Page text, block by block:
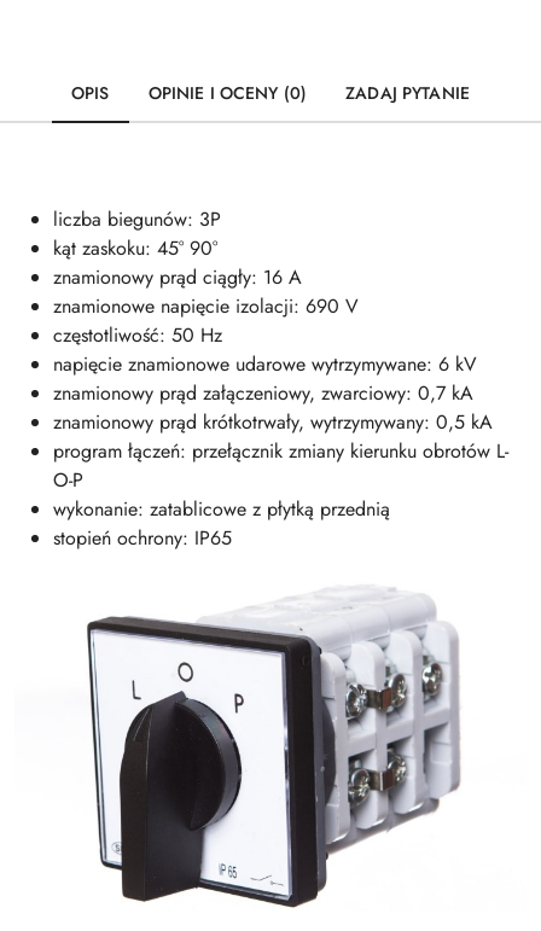
OPIS OPINIE I OCENY (0) ZADAJ PYTANIE
liczba biegunów: 3P
kąt zaskoku: 45° 90°
znamionowy prąd ciągły: 16 A
znamionowe napięcie izolacji: 690 V
częstotliwość: 50 Hz
napięcie znamionowe udarowe wytrzymywane: 6 kV
znamionowy prąd załączeniowy, zwarciowy: 0,7 kA
znamionowy prąd krótkotrwały, wytrzymywany: 0,5 kA
program łączeń: przełącznik zmiany kierunku obrotów L-
O-P
wykonanie: zatablicowe z płytką przednią
stopień ochrony: IP65